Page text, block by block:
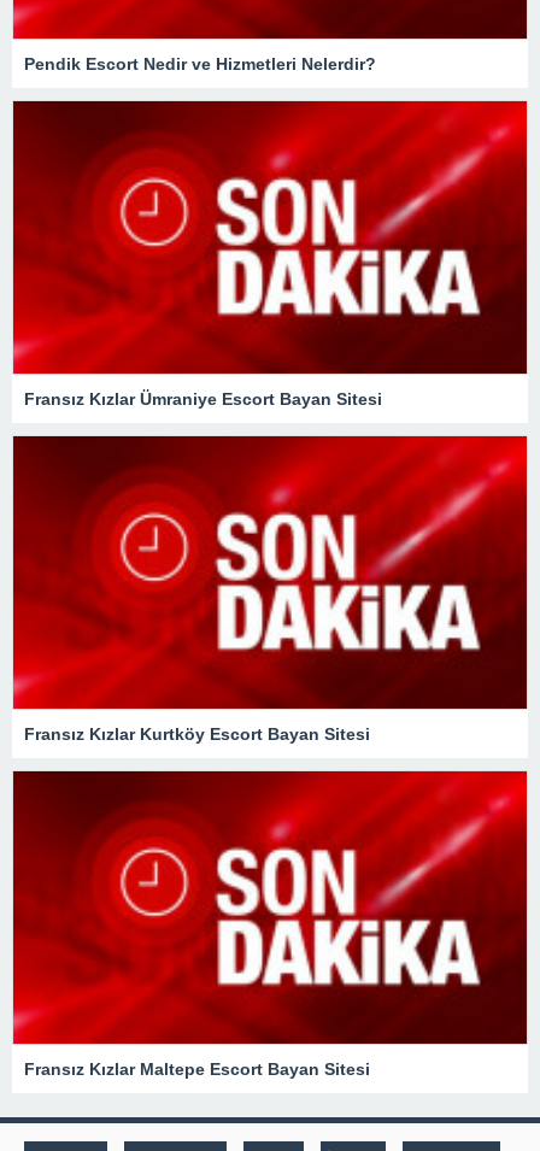
Pendik Escort Nedir ve Hizmetleri Nelerdir?
Fransız Kızlar Ümraniye Escort Bayan Sitesi
Fransız Kızlar Kurtköy Escort Bayan Sitesi
Fransız Kızlar Maltepe Escort Bayan Sitesi